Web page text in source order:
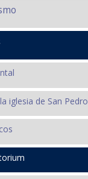
iglesia de San Pedro